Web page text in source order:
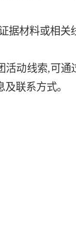
据材料或相关
活动线索,可
联系方式。